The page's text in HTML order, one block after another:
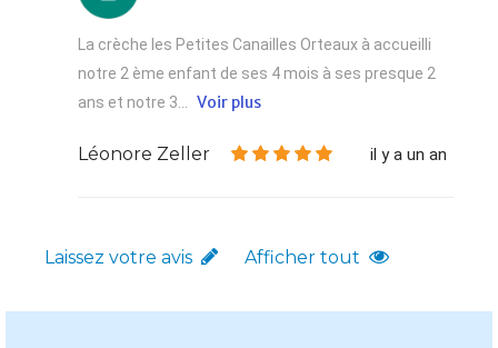
La crèche les Petites Canailles Orteaux à accueilli
notre 2 ème enfant de ses 4 mois à ses presque 2
ans et notre 3... Voir plus
Léonore Zeller il y a un an
Laissez votre avis Afficher tout